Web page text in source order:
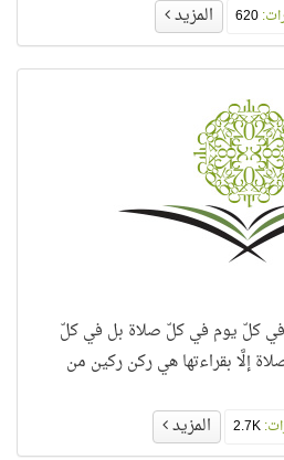
المزيد
في كلّ يوم في كلّ صلاة بل في كلّ
إلَّا بقراءتها هي ركن ركين من
المزيد